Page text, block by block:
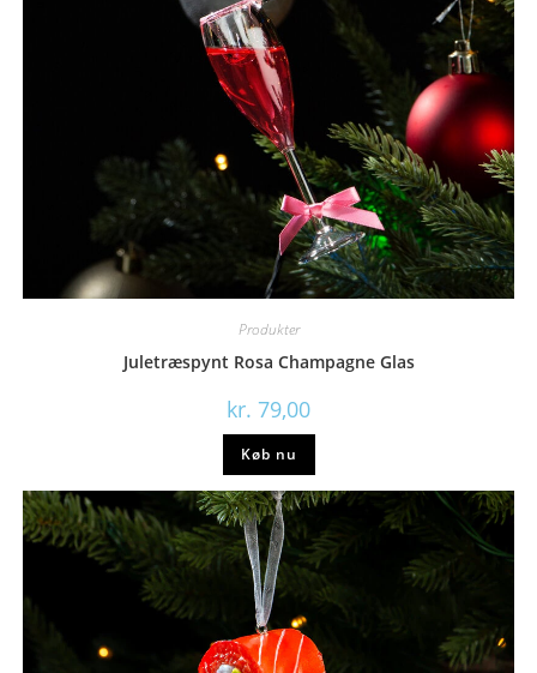
Produkter
Juletræspynt Rosa Champagne Glas
kr. 79,00
Køb nu